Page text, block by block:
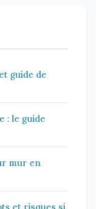
guide de
: le guide
mur en